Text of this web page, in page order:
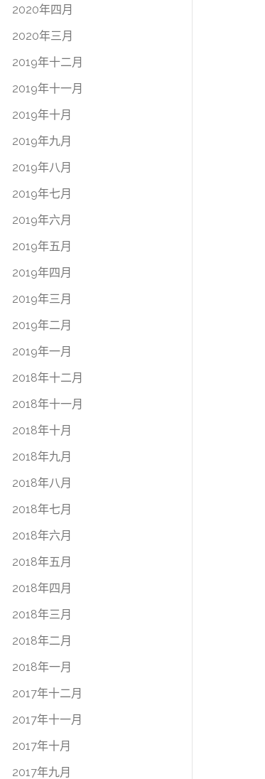
2020年四月
2020年三月
2019年十二月
2019年十一月
2019年十月
2019年九月
2019年八月
2019年七月
2019年六月
2019年五月
2019年四月
2019年三月
2019年二月
2019年一月
2018年十二月
2018年十一月
2018年十月
2018年九月
2018年八月
2018年七月
2018年六月
2018年五月
2018年四月
2018年三月
2018年二月
2018年一月
2017年十二月
2017年十一月
2017年十月
2017年九月